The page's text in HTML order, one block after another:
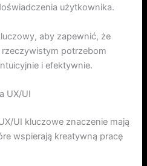
użytkownika.
aby zapewnić, że
potrzebom
i efektywnie.
UX/UI
UI kluczowe znaczenie mają
wspierają kreatywną pracę